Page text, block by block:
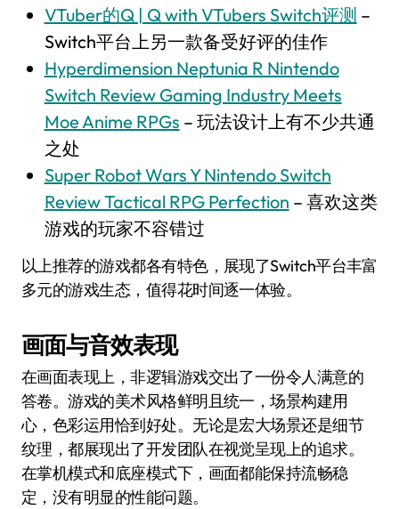
VTuber的Q | Q with VTubers Switch评测 –
Switch平台上另一款备受好评的佳作
Hyperdimension Neptunia R Nintendo
Switch Review Gaming Industry Meets
Moe Anime RPGs – 玩法设计上有不少共通
之处
Super Robot Wars Y Nintendo Switch
Review Tactical RPG Perfection – 喜欢这类
游戏的玩家不容错过
以上推荐的游戏都各有特色，展现了Switch平台丰富
多元的游戏生态，值得花时间逐一体验。
画面与音效表现
在画面表现上，非逻辑游戏交出了一份令人满意的
答卷。游戏的美术风格鲜明且统一，场景构建用
心，色彩运用恰到好处。无论是宏大场景还是细节
纹理，都展现出了开发团队在视觉呈现上的追求。
在掌机模式和底座模式下，画面都能保持流畅稳
定，没有明显的性能问题。